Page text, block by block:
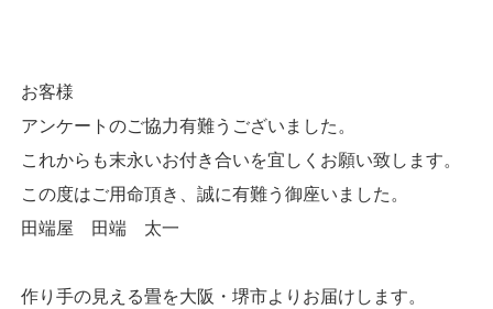
お客様
アンケートのご協力有難うございました。
これからも末永いお付き合いを宜しくお願い致します。
この度はご用命頂き、誠に有難う御座いました。
田端屋 田端 太一
作り手の見える畳を大阪・堺市よりお届けします。